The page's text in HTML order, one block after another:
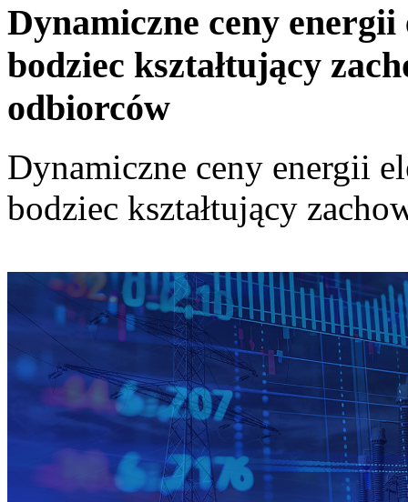
Dynamiczne ceny
bodziec kształtujący
odbiorców
Dynamiczne ceny energii
bodziec kształtujący